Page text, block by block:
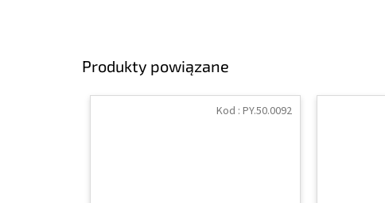
Produkty powiązane
Kod : PY.50.0092